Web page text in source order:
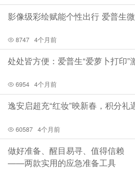
影像级彩绘赋能个性出行 爱普生
8747 4个月前
处处皆方便：爱普生“爱萝卜打印”
6954 4个月前
逸安启超充“红妆”映新春，积分礼
60587 4个月前
做好准备、醒目易寻、值得信赖
——两款实用的应急准备工具